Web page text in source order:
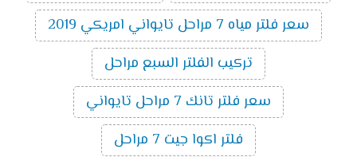
سعر فلتر مياه 7 مراحل تايواني امريكي 2019
تركيب الفلتر السبع مراحل
سعر فلتر تانك 7 مراحل تايواني
فلتر اكوا جيت 7 مراحل